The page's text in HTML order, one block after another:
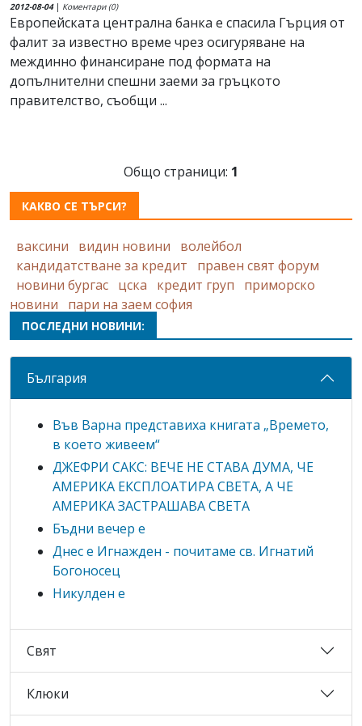
2012-08-04| Коментари (0)
Европейската централна банка е спасила Гърция от
фалит за известно време чрез осигуряване на
междинно финансиране под формата на
допълнителни спешни заеми за гръцкото
правителство, съобщи ...
Общо страници: 1
КАКВО СЕ ТЪРСИ?
ваксини видин новини
волейбол
кандидатстване за кредит
правен свят форум
новини бургас цска кредит груп
приморско
новини
пари на заем софия
ПОСЛЕДНИ НОВИНИ:
България
Във Варна представиха книгата „Времето,
в което живеем“
ДЖЕФРИ САКС: ВЕЧЕ НЕ СТАВА ДУМА, ЧЕ
АМЕРИКА ЕКСПЛОАТИРА СВЕТА, А ЧЕ
АМЕРИКА ЗАСТРАШАВА СВЕТА
Бъдни вечер е
Днес е Игнажден - почитаме св. Игнатий
Богоносец
Никулден е
Свят
Клюки